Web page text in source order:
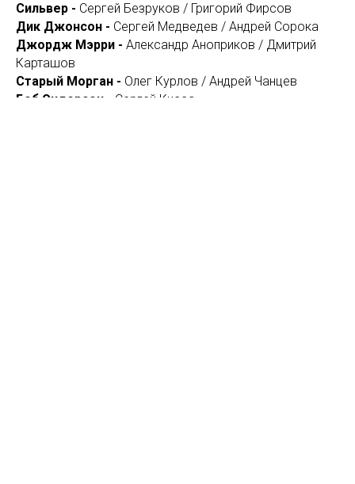
Сильвер - Сергей Безруков / Григорий Фирсов
Дик Джонсон - Сергей Медведев / Андрей Сорока
Джордж Мэрри - Александр Аноприков / Дмитрий
Карташов
Старый Морган - Олег Курлов / Андрей Чанцев
Боб Эндерсон -
Сергей Кисса